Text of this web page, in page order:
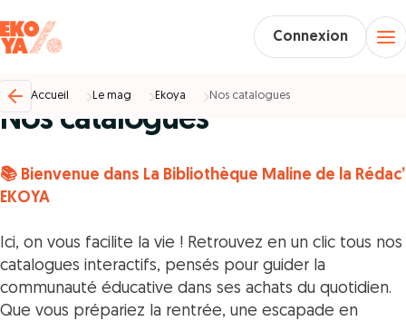
Connexion
Accueil Le mag Ekoya Nos catalogues
Nos catalogues
📚 Bienvenue dans La Bibliothèque Maline de la Rédac’
EKOYA
Ici, on vous facilite la vie ! Retrouvez en un clic tous nos
catalogues interactifs, pensés pour guider la
communauté éducative dans ses achats du quotidien.
Que vous prépariez la rentrée, une escapade en